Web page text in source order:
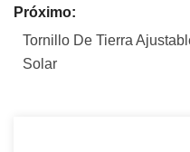
Próximo:
Tornillo De Tierra
Solar